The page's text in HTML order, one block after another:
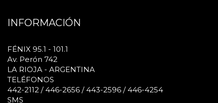
INFORMACIÓN
FÉNIX 95.1 - 101.1
Av. Perón 742
LA RIOJA - ARGENTINA
TELÉFONOS
442-2112 / 446-2656 / 443-2596 / 446-4254
SMS